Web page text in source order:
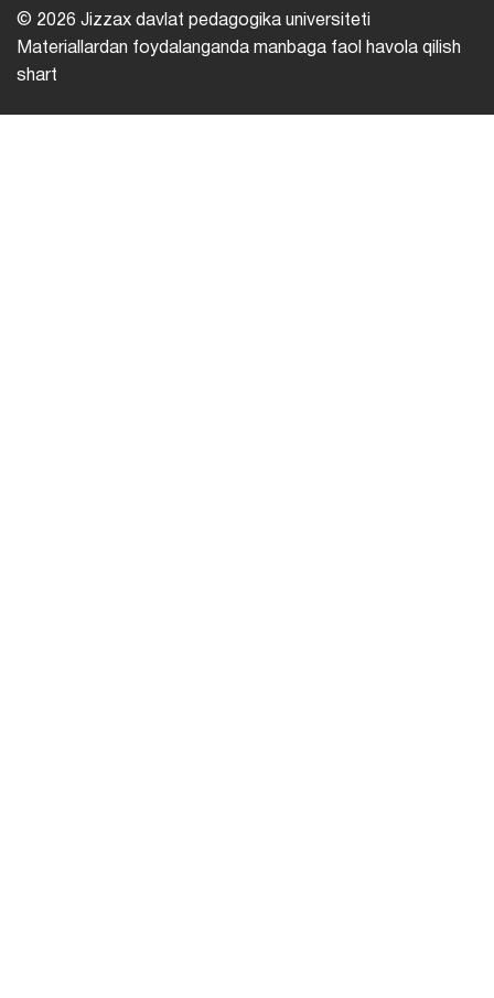
© 2026 Jizzax davlat pedagogika universiteti
Materiallardan foydalanganda manbaga faol havola qilish
shart